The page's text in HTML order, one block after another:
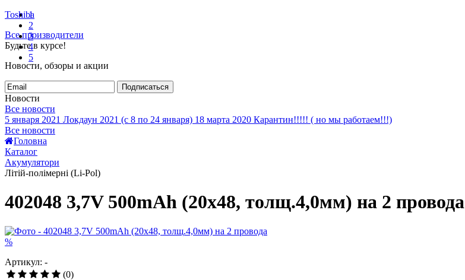
1
2
3
4
5
Toshiba
Все производители
Будьте в курсе!
Новости, обзоры и акции
Подписаться
Новости
Все новости
5 января 2021 Локдаун 2021 (с 8 по 24 января) 18 марта 2020 Карантин!!!!! ( но мы работаем!!!)
Все новости
Головна
Каталог
Акумулятори
Літій-полімерні (Li-Pol)
402048 3,7V 500mAh (20x48, толщ.4,0мм) на 2 провода
%
Артикул: -
(0)